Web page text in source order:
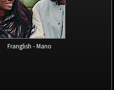
Franglish - Mano